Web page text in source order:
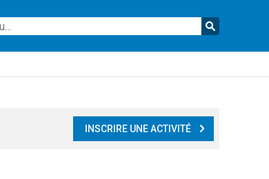
INSCRIRE UNE ACTIVITÉ